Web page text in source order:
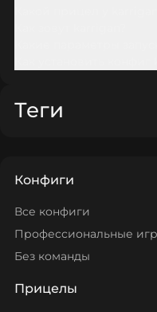
Теги
Конфиги
Все конфиги
Профессиональные
Без команды
Прицелы